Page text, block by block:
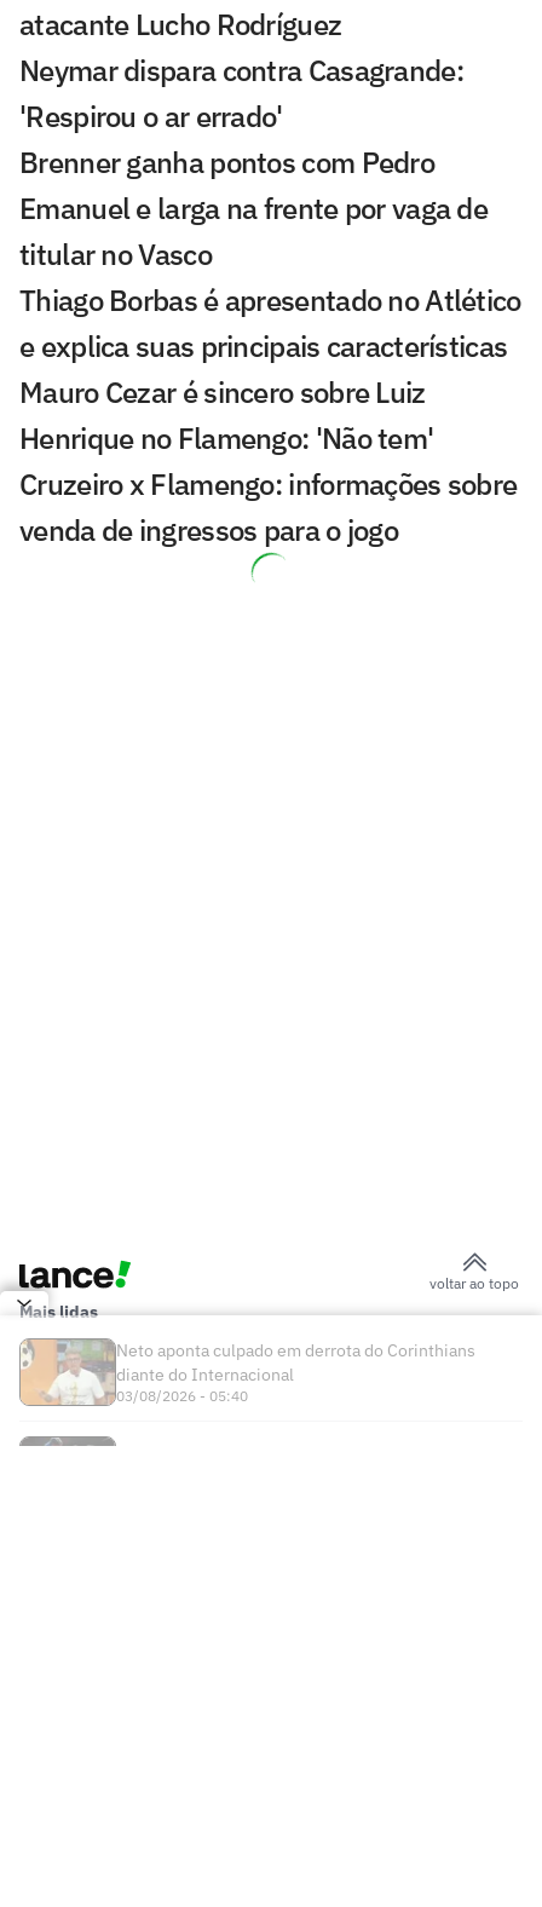
atacante Lucho Rodríguez
Neymar dispara contra Casagrande:
'Respirou o ar errado'
Brenner ganha pontos com Pedro
Emanuel e larga na frente por vaga de
titular no Vasco
Thiago Borbas é apresentado no Atlético
e explica suas principais características
Mauro Cezar é sincero sobre Luiz
Henrique no Flamengo: 'Não tem'
Cruzeiro x Flamengo: informações sobre
venda de ingressos para o jogo
Defesa de Nicolas, do São Paulo, divulga
São Paulo mira receita milionária em
acordo com a Ticketmaster
Lucho Acosta vira assunto em
eliminação do Fluminense: 'Nunca será'
Copa do Brasil terá impedimento